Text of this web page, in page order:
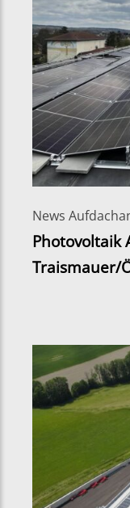
News
Photovoltaik
Traismauer/